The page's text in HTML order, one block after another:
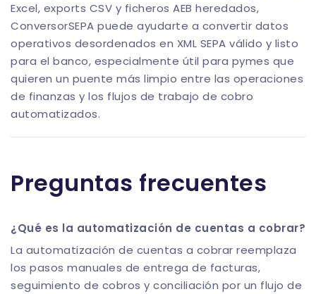
Excel, exports CSV y ficheros AEB heredados,
ConversorSEPA puede ayudarte a convertir datos
operativos desordenados en XML SEPA válido y listo
para el banco, especialmente útil para pymes que
quieren un puente más limpio entre las operaciones
de finanzas y los flujos de trabajo de cobro
automatizados.
Preguntas frecuentes
¿Qué es la automatización de cuentas a cobrar?
La automatización de cuentas a cobrar reemplaza
los pasos manuales de entrega de facturas,
seguimiento de cobros y conciliación por un flujo de